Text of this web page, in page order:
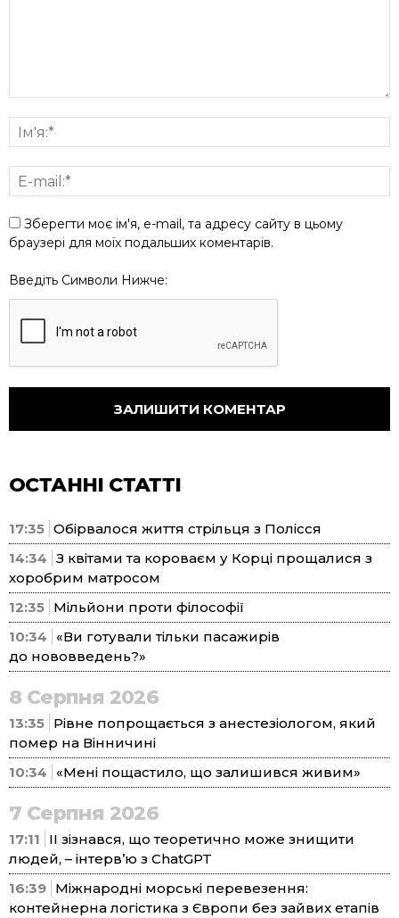
Зберегти моє ім'я, e-mail, та адресу сайту в цьому
браузері для моїх подальших коментарів.
Введіть Символи Нижче:
ОСТАННІ СТАТТІ
17:35 Обірвалося життя стрільця з Полісся
14:34 З квітами та короваєм у Корці прощалися з
хоробрим матросом
12:35 Мільйони проти філософії
10:34
«Ви готували тільки пасажирів
до нововведень?»
8 Серпня 2026
13:35 Рівне попрощається з анестезіологом, який
помер на Вінничині
10:34
«Мені пощастило, що залишився живим»
7 Серпня 2026
17:11
ІІ зізнався, що теоретично може знищити
людей, – інтерв’ю з ChatGPT
16:39 Міжнародні морські перевезення:
контейнерна логістика з Європи без зайвих етапів